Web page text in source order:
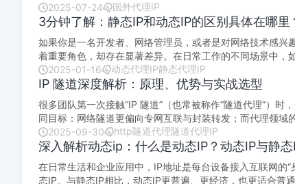
选择要点和使用方法等方面为您详...
2025-07-24 国外代理IP
3分钟了解：静态IP和动态IP的区别具体在哪里
如果你是一名开发者、网络管理员，或者是对网络技术感兴
着重要角色，却存在显著差异。在日常工作的不同场景中，如何正确选择两者，
和动态IP的主要区别...
2025-01-16 动态代理IP静态代理IP
IP 隧道深度解析：原理、优势与实战选型
很多团队第一次接触“IP 隧道”（也常被称作“隧道代理”）
同目标：网络隧道更偏向专网互联与封装转发；而代理领
制“藏在门后”...
2025-09-30 http隧道代理隧道代理IP
深入解析动态ip：什么是动态IP？动态IP与静态
在日常生活和企业应用中，IP地址是每台设备接入互联网的
态IP。与静态IP相比，动态IP更普遍、更经济，也更适合普通用户和